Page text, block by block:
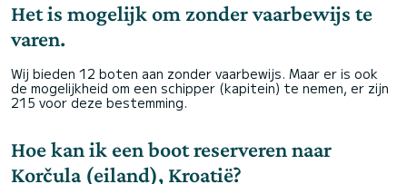
Het is mogelijk om zonder vaarbewijs te
varen.
Wij bieden 12 boten aan zonder vaarbewijs. Maar er is ook
de mogelijkheid om een schipper (kapitein) te nemen, er zijn
215 voor deze bestemming.
Hoe kan ik een boot reserveren naar
Korčula (eiland), Kroatië?